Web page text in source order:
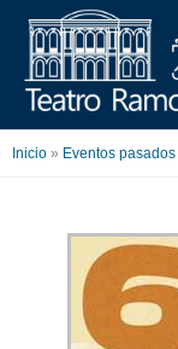
contenido
Inicio » Eventos pasados